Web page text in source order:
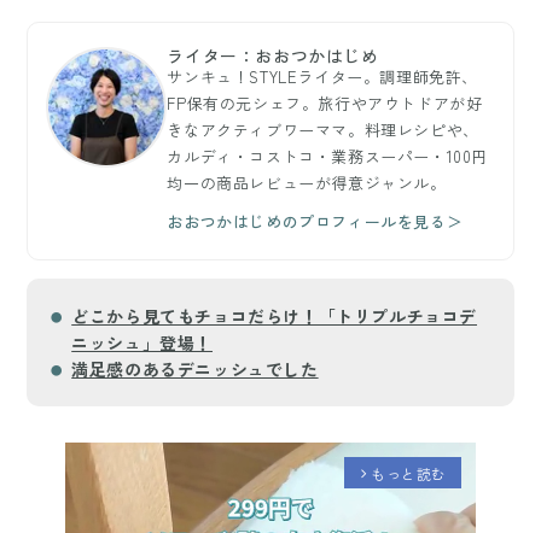
ライター：おおつかはじめ
サンキュ！STYLEライター。調理師免許、
FP保有の元シェフ。旅行やアウトドアが好
きなアクティブワーママ。料理レシピや、
カルディ・コストコ・業務スーパー・100円
均一の商品レビューが得意ジャンル。
おおつかはじめのプロフィールを見る＞
どこから見てもチョコだらけ！「トリプルチョコデ
ニッシュ」登場！
満足感のあるデニッシュでした
arrow_forward_ios もっと読む